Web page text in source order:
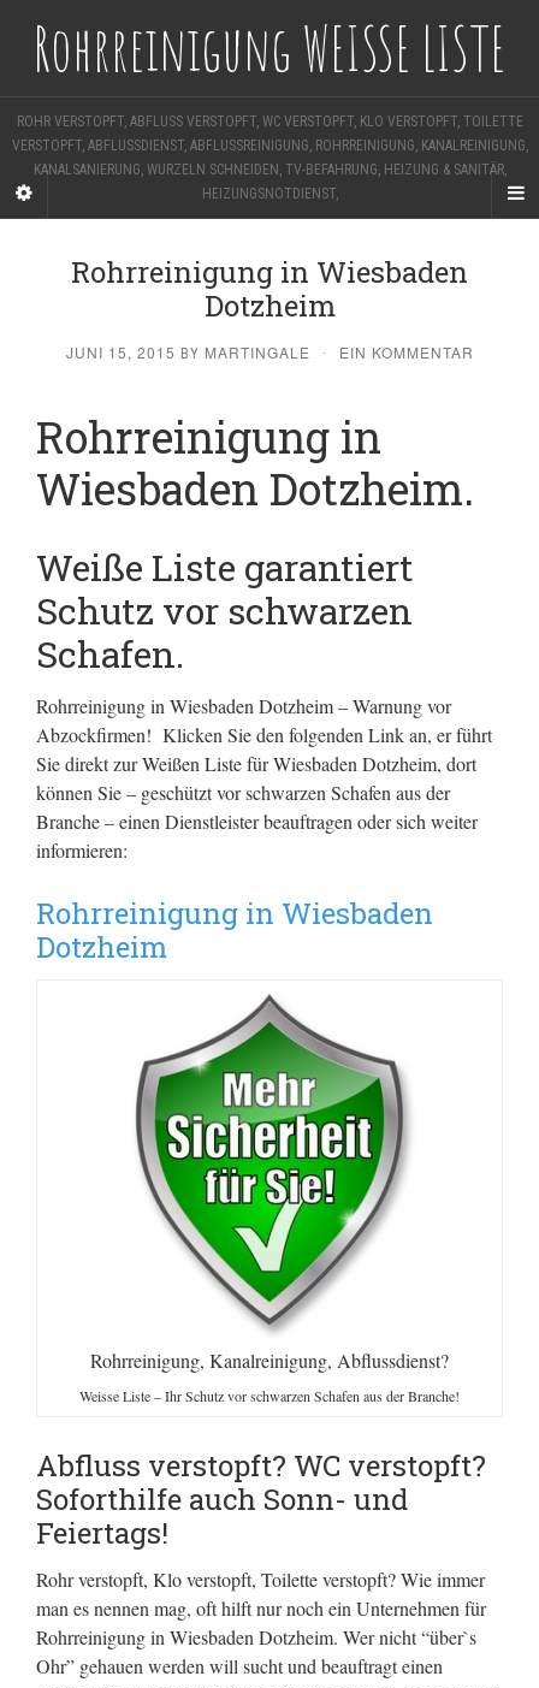
Rohrreinigung WEISSE LISTE
ROHR VERSTOPFT, ABFLUSS VERSTOPFT, WC VERSTOPFT, KLO VERSTOPFT, TOILETTE
VERSTOPFT, ABFLUSSDIENST, ABFLUSSREINIGUNG, ROHRREINIGUNG, KANALREINIGUNG,
KANALSANIERUNG, WURZELN SCHNEIDEN, TV-BEFAHRUNG, HEIZUNG & SANITÄR,
HEIZUNGSNOTDIENST,
Rohrreinigung in Wiesbaden
Dotzheim
JUNI 15, 2015 BY MARTINGALE · EIN KOMMENTAR
Rohrreinigung in
Wiesbaden Dotzheim.
Weiße Liste garantiert
Schutz vor schwarzen
Schafen.
Rohrreinigung in Wiesbaden Dotzheim – Warnung vor
Abzockfirmen! Klicken Sie den folgenden Link an, er führt
Sie direkt zur Weißen Liste für Wiesbaden Dotzheim, dort
können Sie – geschützt vor schwarzen Schafen aus der
Branche – einen Dienstleister beauftragen oder sich weiter
informieren:
Rohrreinigung in Wiesbaden
Dotzheim
Rohrreinigung, Kanalreinigung, Abflussdienst?
Weisse Liste – Ihr Schutz vor schwarzen Schafen aus der Branche!
Abfluss verstopft? WC verstopft?
Soforthilfe auch Sonn- und
Feiertags!
Rohr verstopft, Klo verstopft, Toilette verstopft? Wie immer
man es nennen mag, oft hilft nur noch ein Unternehmen für
Rohrreinigung in Wiesbaden Dotzheim. Wer nicht “über`s
Ohr” gehauen werden will sucht und beauftragt einen